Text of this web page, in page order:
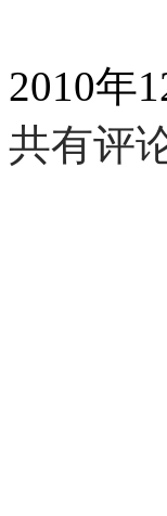
2010年
共有评